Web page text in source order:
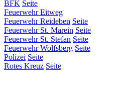
BFK Seite
Feuerwehr Eitweg
Feuerwehr Reideben Seite
Feuerwehr St. Marein Seite
Feuerwehr St. Stefan Seite
Feuerwehr Wolfsberg Seite
Polizei Seite
Rotes Kreuz Seite